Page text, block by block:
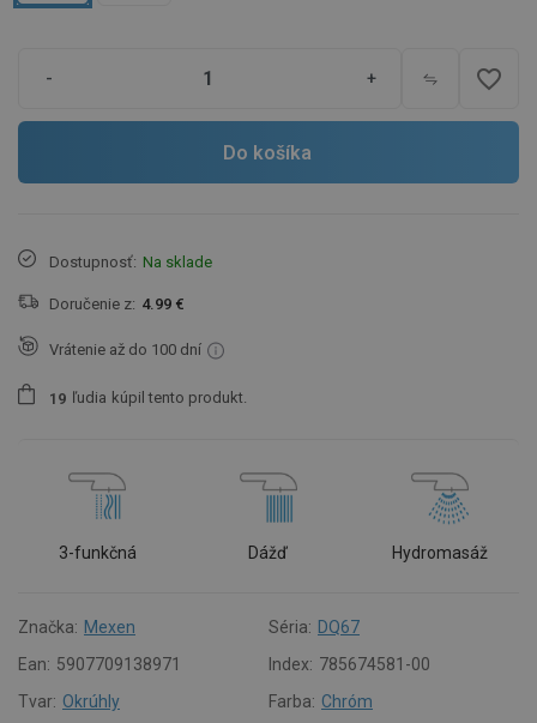
- + favorite_border
Do košíka
Dostupnosť: Na sklade
Doručenie z: 4.99 €
Vrátenie až do 100 dní
1 9 ľudia kúpil tento produkt.
3-funkčná Dážď Hydromasáž
Značka: Mexen Séria: DQ67
Ean: 5907709138971 Index: 785674581-00
Tvar: Okrúhly Farba: Chróm